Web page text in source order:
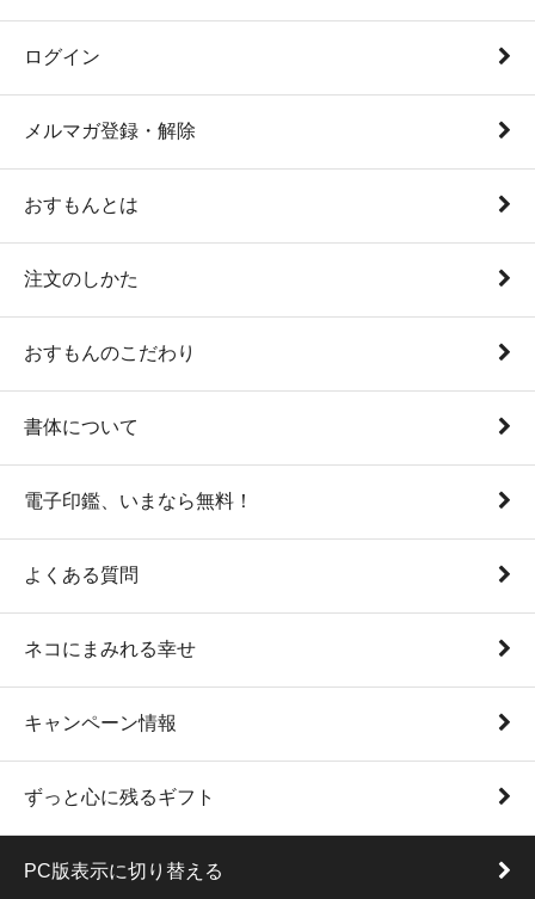
ログイン
メルマガ登録・解除
おすもんとは
注文のしかた
おすもんのこだわり
書体について
電子印鑑、いまなら無料！
よくある質問
ネコにまみれる幸せ
キャンペーン情報
ずっと心に残るギフト
PC版表示に切り替える